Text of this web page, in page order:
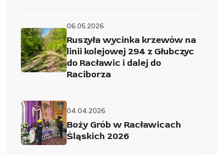
06.05.2026
Ruszyła wycinka krzewów na
linii kolejowej 294 z Głubczyc
do Racławic i dalej do
Raciborza
04.04.2026
Boży Grób w Racławicach
Śląskich 2026